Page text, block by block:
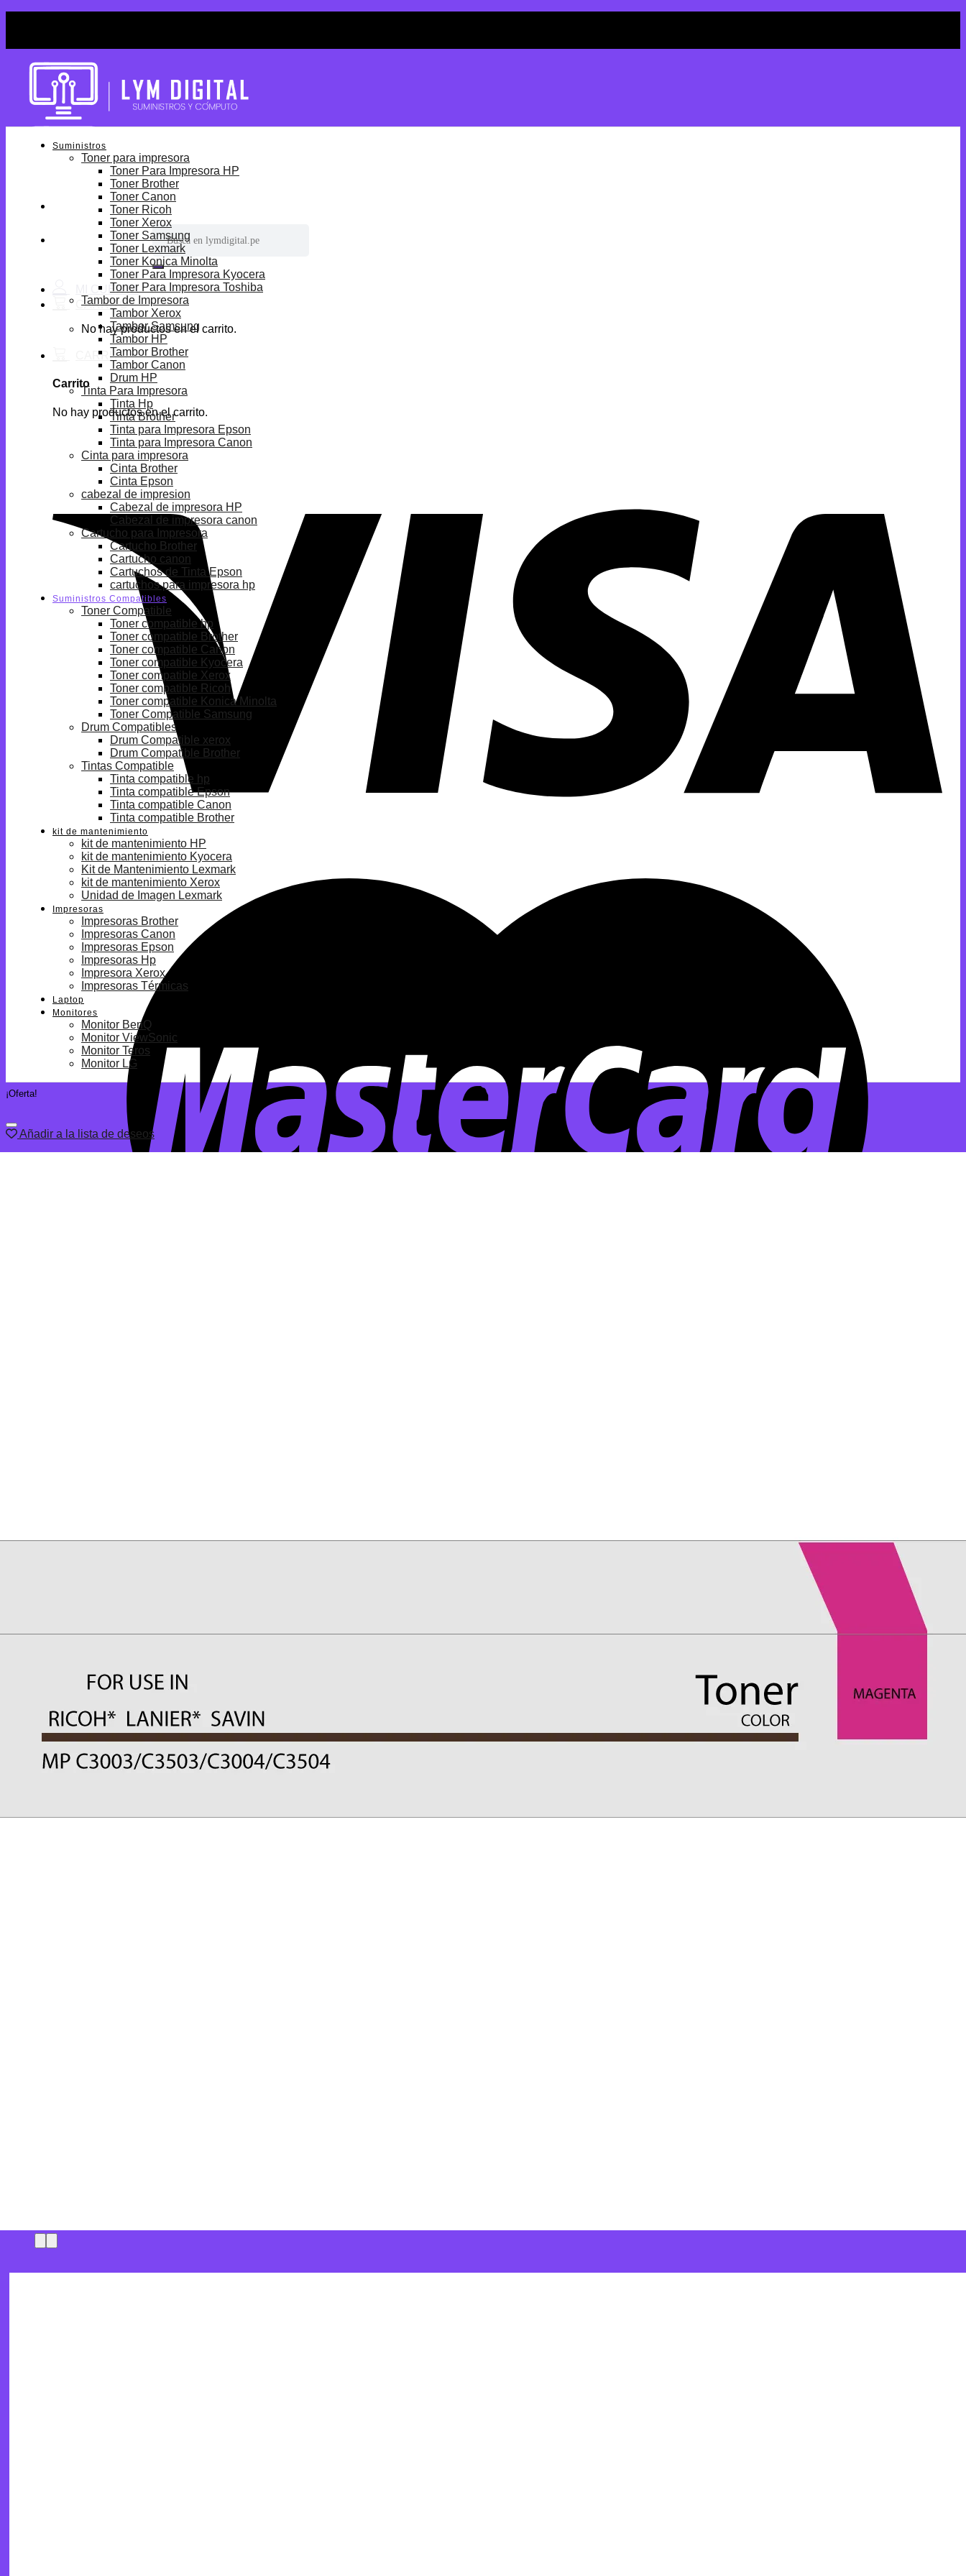
Buscar
por:
No hay productos en el carrito.
Carrito
No hay productos en el carrito.
Suministros
Toner para impresora
Toner Para Impresora HP
Toner Brother
Toner Canon
Toner Ricoh
Toner Xerox
Toner Samsung
Toner Lexmark
Toner Konica Minolta
Toner Para Impresora Kyocera
Toner Para Impresora Toshiba
Tambor de Impresora
Tambor Xerox
Tambor Samsung
Tambor HP
Tambor Brother
Tambor Canon
Drum HP
Tinta Para Impresora
Tinta Hp
Tinta Brother
Tinta para Impresora Epson
Tinta para Impresora Canon
Cinta para impresora
Cinta Brother
Cinta Epson
cabezal de impresion
Cabezal de impresora HP
Cabezal de impresora canon
Cartucho para Impresora
Cartucho Brother
Cartucho canon
Cartuchos de Tinta Epson
cartuchos para impresora hp
Suministros Compatibles
Toner Compatible
Toner compatible hp
Toner compatible Brother
Toner compatible Canon
Toner compatible Kyocera
Toner compatible Xerox
Toner compatible Ricoh
Toner compatible Konica Minolta
Toner Compatible Samsung
Drum Compatibles
Drum Compatible xerox
Drum Compatible Brother
Tintas Compatible
Tinta compatible hp
Tinta compatible Epson
Tinta compatible Canon
Tinta compatible Brother
kit de mantenimiento
kit de mantenimiento HP
kit de mantenimiento Kyocera
Kit de Mantenimiento Lexmark
kit de mantenimiento Xerox
Unidad de Imagen Lexmark
Impresoras
Impresoras Brother
Impresoras Canon
Impresoras Epson
Impresoras Hp
Impresora Xerox
Impresoras Térmicas
Laptop
Monitores
Monitor BenQ
Monitor ViewSonic
Monitor Teros
Monitor LG
¡Oferta!
Añadir a la lista de deseos